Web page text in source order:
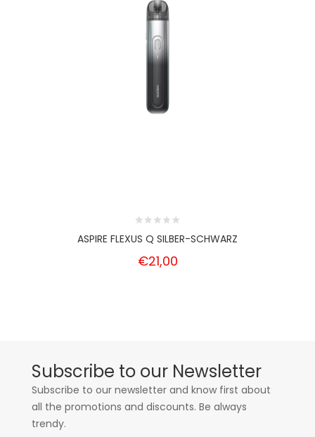
ASPIRE FLEXUS Q SILBER-SCHWARZ
€21,00
Subscribe to our Newsletter
Subscribe to our newsletter and know first about
all the promotions and discounts. Be always
trendy.